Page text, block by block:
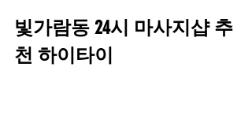
빛가람동 24시 마사지샵 추
천 하이타이